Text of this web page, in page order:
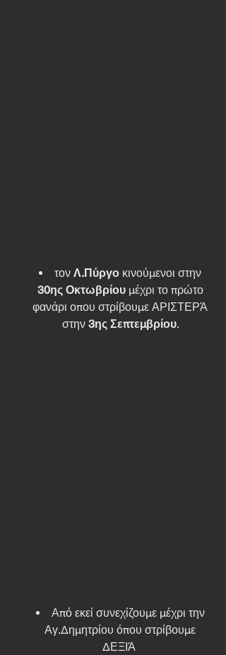
τον Λ.Πύργο κινούμενοι στην
30ης Οκτωβρίου μέχρι το πρώτο
φανάρι οπου στρίβουμε ΑΡΙΣΤΕΡΆ
στην 3ης Σεπτεμβρίου.
Από εκεί συνεχίζουμε μέχρι την
Αγ.Δημητρίου όπου στρίβουμε
ΔΕΞΙΆ